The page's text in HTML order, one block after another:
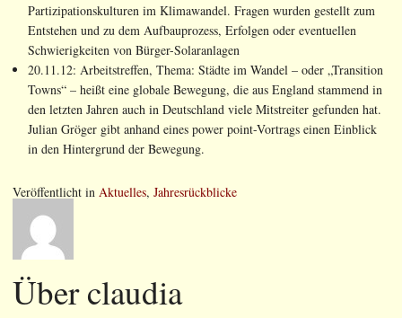
Partizipationskulturen im Klimawandel. Fragen wurden gestellt zum
Entstehen und zu dem Aufbauprozess, Erfolgen oder eventuellen
Schwierigkeiten von Bürger-Solaranlagen
20.11.12: Arbeitstreffen, Thema: Städte im Wandel – oder „Transition
Towns“ – heißt eine globale Bewegung, die aus England stammend in
den letzten Jahren auch in Deutschland viele Mitstreiter gefunden hat.
Julian Gröger gibt anhand eines power point-Vortrags einen Einblick
in den Hintergrund der Bewegung.
Veröffentlicht in Aktuelles, Jahresrückblicke
Über claudia